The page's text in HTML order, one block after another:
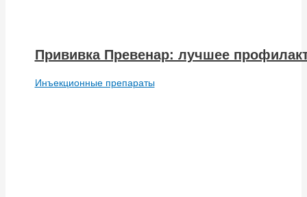
Прививка Превенар: лучшее
Инъекционные препараты